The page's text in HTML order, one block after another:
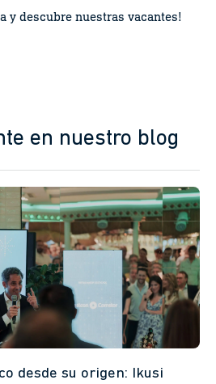
y descubre nuestras vacantes!
en nuestro blog
desde su origen: Ikusi